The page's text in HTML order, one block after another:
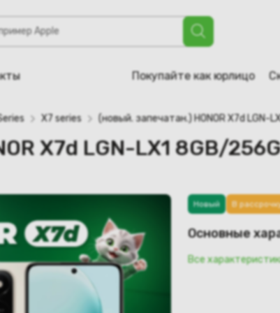
Покупайте как юрлицо
LX1 8GB/256GB (пустынное золото)
X7 series (новый. запечатан.) HONOR X7d
X7d LGN-LX1 8GB/
Новый В
Основные
Все